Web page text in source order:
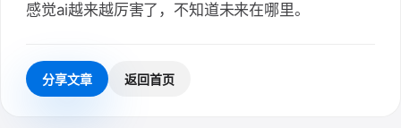
感觉ai越来越厉害了，不知道未来在哪里。
分享文章 返回首页